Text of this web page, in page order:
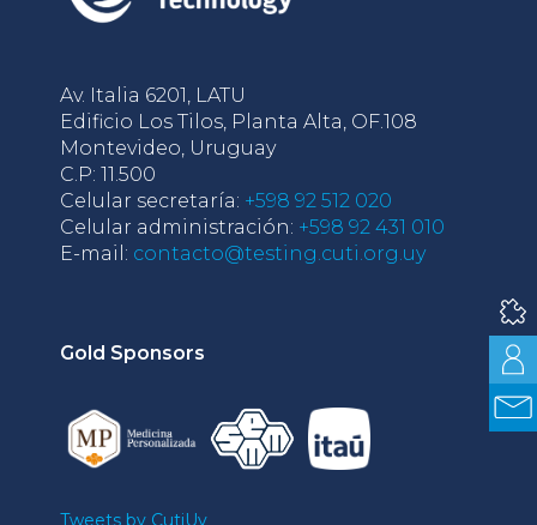
Av. Italia 6201, LATU
Edificio Los Tilos, Planta Alta, OF.108
Montevideo, Uruguay
C.P: 11.500
Celular secretaría: +598 92 512 020
Celular administración: +598 92 431 010
E-mail: contacto@testing.cuti.org.uy
Gold Sponsors
Tweets by CutiUy